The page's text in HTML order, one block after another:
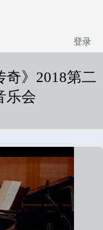
登录
》2018第二
乐会